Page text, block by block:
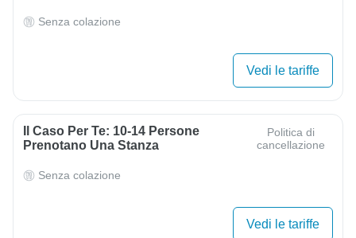
Senza colazione
Vedi le tariffe
Il Caso Per Te: 10-14 Persone
Prenotano Una Stanza
Politica di
cancellazione
Senza colazione
Vedi le tariffe